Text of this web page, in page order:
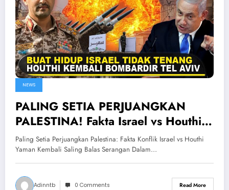
NEWS
PALING SETIA PERJUANGKAN
PALESTINA! Fakta Israel vs Houthi
Yaman Kembali Saling Balas
Serangan
Paling Setia Perjuangkan Palestina: Fakta Konflik Israel vs Houthi
Yaman Kembali Saling Balas Serangan Dalam…
Adinntb 0 Comments Read More